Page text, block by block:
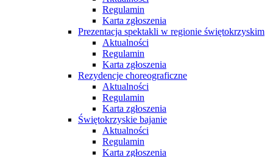
Regulamin
Karta zgłoszenia
Prezentacja spektakli w regionie świętokrzyskim
Aktualności
Regulamin
Karta zgłoszenia
Rezydencje choreograficzne
Aktualności
Regulamin
Karta zgłoszenia
Świętokrzyskie bajanie
Aktualności
Regulamin
Karta zgłoszenia